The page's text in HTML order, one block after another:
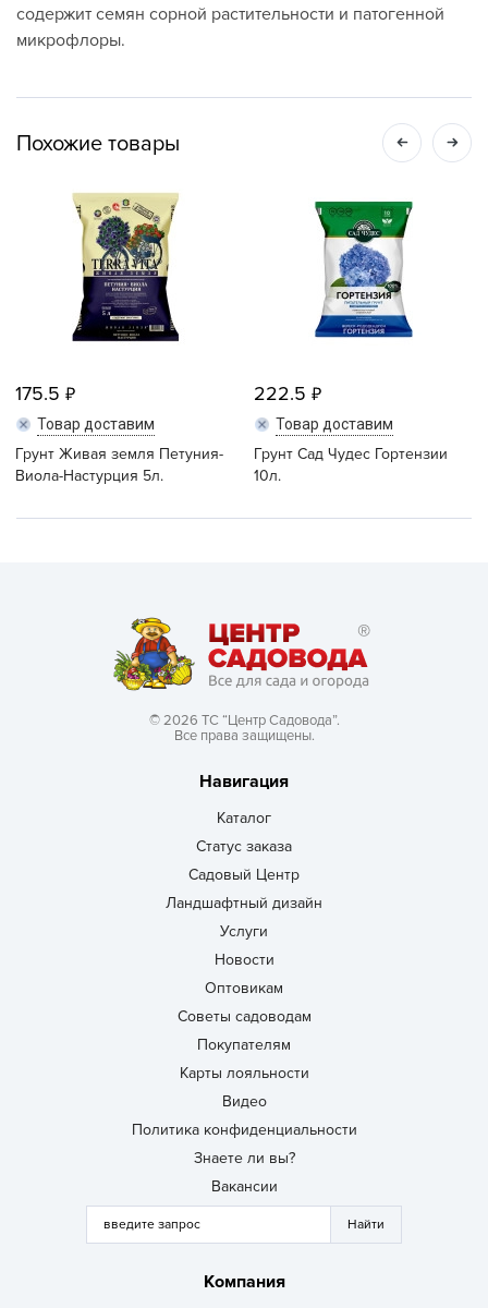
содержит семян сорной растительности и патогенной
микрофлоры.
Похожие товары
175.5
Товар доставим
Грунт Живая земля Петуния-
Виола-Настурция 5л.
222.5
Товар доставим
Грунт Сад Чудес Гортензии
10л.
© 2026 ТС “Центр Садовода”.
Все права защищены.
Навигация
Каталог
Статус заказа
Садовый Центр
Ландшафтный дизайн
Услуги
Новости
Оптовикам
Советы садоводам
Покупателям
Карты лояльности
Видео
Политика конфиденциальности
Знаете ли вы?
Вакансии
Компания